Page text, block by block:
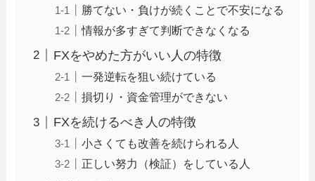
勝てない・負けが続くことで不安になる
情報が多すぎて判断できなくなる
FXをやめた方がいい人の特徴
一発逆転を狙い続けている
損切り・資金管理ができない
FXを続けるべき人の特徴
小さくても改善を続けられる人
正しい努力（検証）をしている人